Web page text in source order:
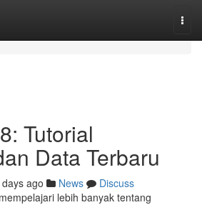
Tutorial
Data Terbaru
ago News
Discuss
lebih banyak tentang